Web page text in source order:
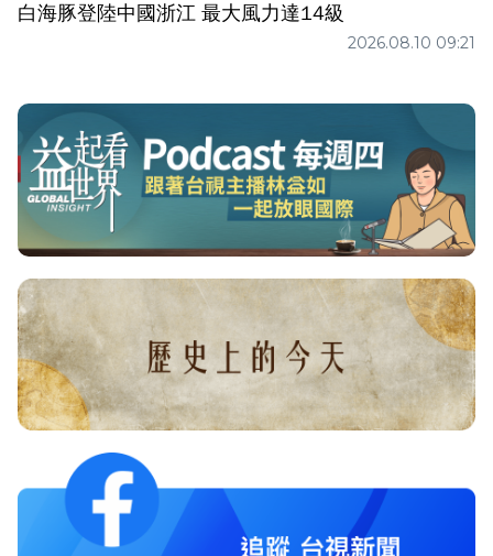
白海豚登陸中國浙江 最大風力達14級
2026.08.10 09:21